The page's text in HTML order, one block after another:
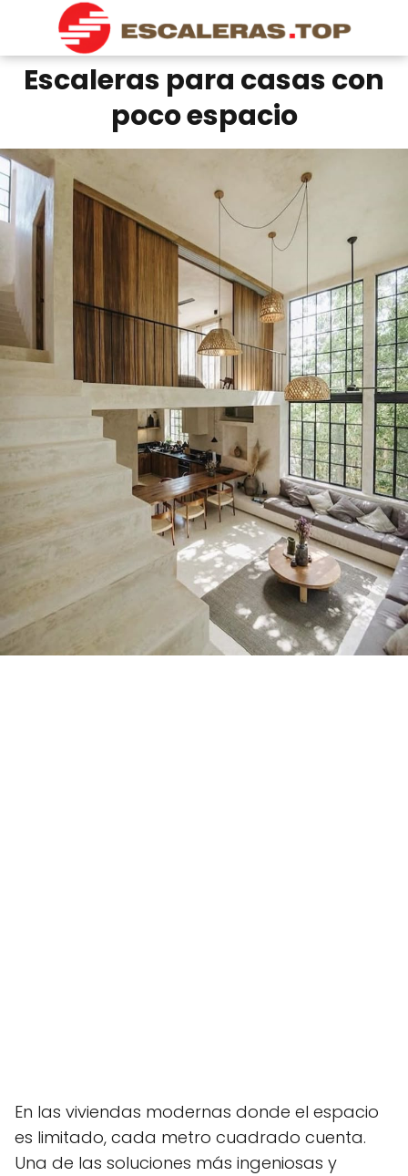
Escaleras para casas con
poco espacio
En las viviendas modernas donde el espacio
es limitado, cada metro cuadrado cuenta.
Una de las soluciones más ingeniosas y